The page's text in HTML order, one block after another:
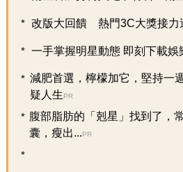
改版大回饋 熱門3C大獎接力
一手掌握明星動態 即刻下載娛
減肥首選，檸檬加它，堅持一
疑人生PR
腹部脂肪的「剋星」找到了，
囊，瘦出...PR